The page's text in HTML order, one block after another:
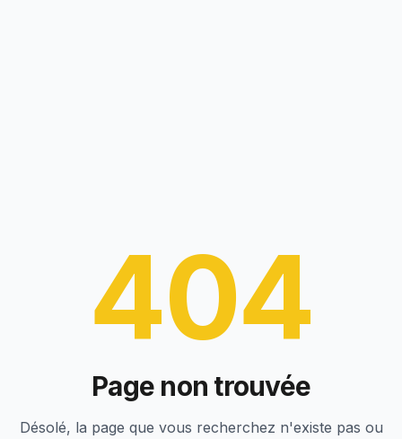
404
Page non trouvée
Désolé, la page que vous recherchez n'existe pas ou